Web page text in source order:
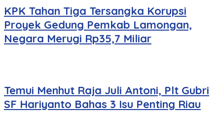
KPK Tahan Tiga Tersangka Korupsi
Proyek Gedung Pemkab Lamongan,
Negara Merugi Rp35,7 Miliar
Temui Menhut Raja Juli Antoni, Plt Gubri
SF Hariyanto Bahas 3 Isu Penting Riau